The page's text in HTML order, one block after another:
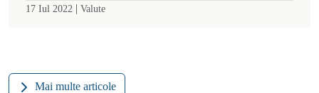
17 Iul 2022 | Valute
Mai multe articole